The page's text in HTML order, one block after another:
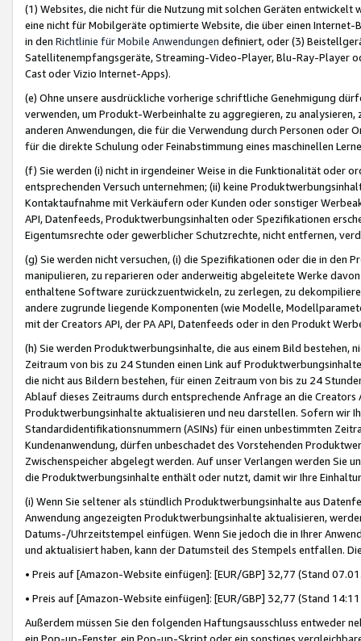
(1) Websites, die nicht für die Nutzung mit solchen Geräten
eine nicht für Mobilgeräte optimierte Website, die über einen
in den Richtlinie für Mobile Anwendungen definiert, oder (3)
Satellitenempfangsgeräte, Streaming-Video-Player, Blu-Ray-Player
Cast oder Vizio Internet-Apps).
(e) Ohne unsere ausdrückliche vorherige schriftliche Genehmigung
verwenden, um Produkt-Werbeinhalte zu aggregieren, zu
anderen Anwendungen, die für die Verwendung durch Personen
für die direkte Schulung oder Feinabstimmung eines maschinellen
(f) Sie werden (i) nicht in irgendeiner Weise in die Funktionalität oder
entsprechenden Versuch unternehmen; (ii) keine
Kontaktaufnahme mit Verkäufern oder Kunden oder sonstiger
API, Datenfeeds, Produktwerbungsinhalten oder Spezifikationen
Eigentumsrechte oder gewerblicher Schutzrechte, nicht entfernen,
(g) Sie werden nicht versuchen, (i) die Spezifikationen oder die in
manipulieren, zu reparieren oder anderweitig abgeleitete Werke
enthaltene Software zurückzuentwickeln, zu zerlegen, zu
andere zugrunde liegende Komponenten (wie Modelle,
mit der Creators API, der PA API, Datenfeeds oder in den Produkt
(h) Sie werden Produktwerbungsinhalte, die aus einem Bild bestehen,
Zeitraum von bis zu 24 Stunden einen Link auf
die nicht aus Bildern bestehen, für einen Zeitraum von bis zu 24
Ablauf dieses Zeitraums durch entsprechende Anfrage an die
Produktwerbungsinhalte aktualisieren und neu darstellen. Sofern wir
Standardidentifikationsnummern (ASINs) für einen unbestimmten
Kundenanwendung, dürfen unbeschadet des Vorstehenden
Zwischenspeicher abgelegt werden. Auf unser Verlangen werden Sie
die Produktwerbungsinhalte enthält oder nutzt, damit wir Ihre
(i) Wenn Sie seltener als stündlich Produktwerbungsinhalte aus
Anwendung angezeigten Produktwerbungsinhalte aktualisieren,
Datums-/Uhrzeitstempel einfügen. Wenn Sie jedoch die in Ihrer
und aktualisiert haben, kann der Datumsteil des Stempels entfallen.
• Preis auf [Amazon-Website einfügen]: [EUR/GBP] 32,77 (Stand
• Preis auf [Amazon-Website einfügen]: [EUR/GBP] 32,77 (Stand
Außerdem müssen Sie den folgenden Haftungsausschluss entweder
ein Pop-up-Fenster, ein Pop-up-Skript oder ein sonstiges